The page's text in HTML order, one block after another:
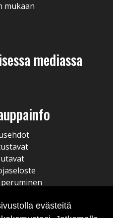
mukaan
mediassa
evästeitä